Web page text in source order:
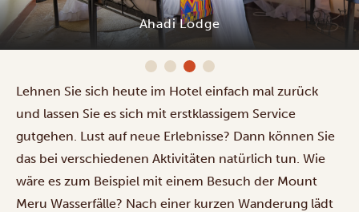
Giraffe Manor Tanzania
Lehnen Sie sich heute im Hotel einfach mal zurück
und lassen Sie es sich mit erstklassigem Service
gutgehen. Lust auf neue Erlebnisse? Dann können Sie
das bei verschiedenen Aktivitäten natürlich tun. Wie
wäre es zum Beispiel mit einem Besuch der Mount
Meru Wasserfälle? Nach einer kurzen Wanderung lädt